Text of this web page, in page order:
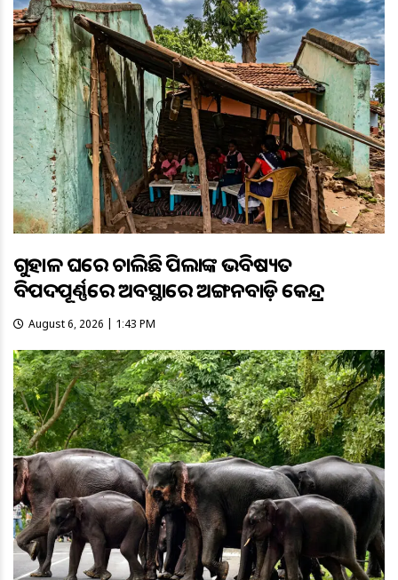
ଗୁହାଳ ଘରେ ଚାଲିଛି ପିଲାଙ୍କ ଭବିଷ୍ୟତ
ବିପଦପୂର୍ଣ୍ଣରେ ଅବସ୍ଥାରେ ଅଙ୍ଗନବାଡ଼ି କେନ୍ଦ୍ର
August 6, 2026 | 1:43 PM